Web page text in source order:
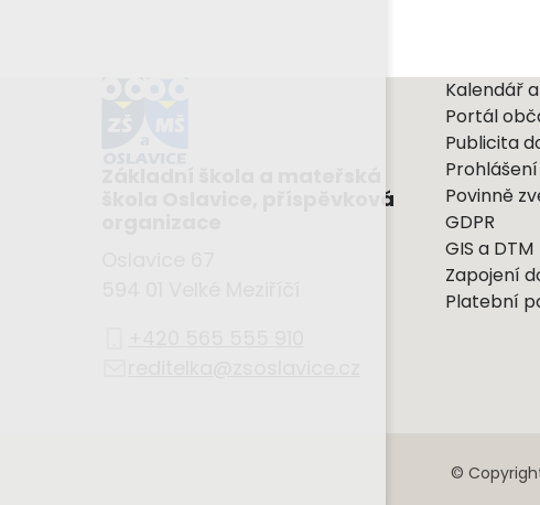
škola Oslavice, příspěvková
Kalendář
Portál
Publicita
Povinně
GDPR
GIS a DTM
Zapojení
Platební
©